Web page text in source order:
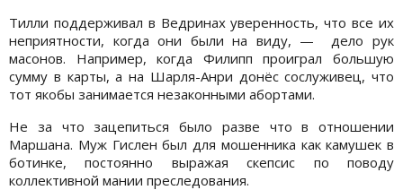
Тилли поддерживал в Ведринах уверенность, что все их
неприятности, когда они были на виду, — дело рук
масонов. Например, когда Филипп проиграл большую
сумму в карты, а на Шарля-Анри донёс сослуживец, что
тот якобы занимается незаконными абортами.
Не за что зацепиться было разве что в отношении
Маршана. Муж Гислен был для мошенника как камушек в
ботинке, постоянно выражая скепсис по поводу
коллективной мании преследования.